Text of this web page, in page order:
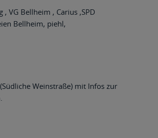
VG Bellheim , Carius ,SPD
Bellheim, piehl,
Weinstraße) mit Infos zur